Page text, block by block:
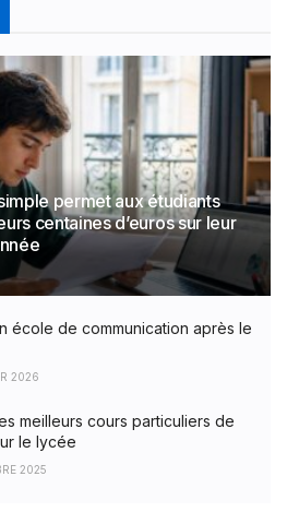
permet aux étudiants
centaines d’euros sur leur
école de communication après le
2026
meilleurs cours particuliers de
le lycée
2025